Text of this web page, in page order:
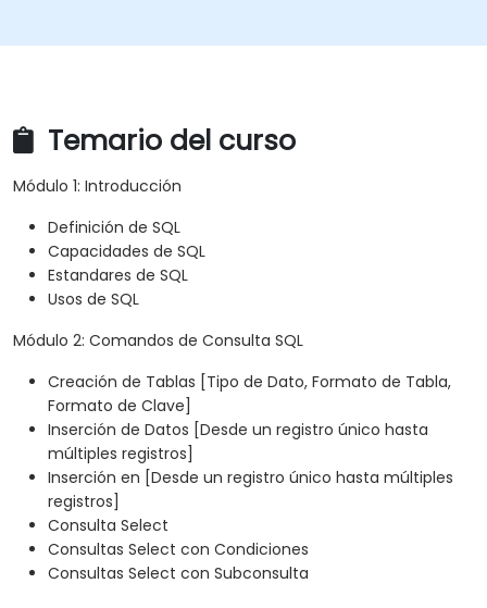
para sistemas de información confiables.
Temario del curso
Módulo 1: Introducción
Definición de SQL
Capacidades de SQL
Estandares de SQL
Usos de SQL
Módulo 2: Comandos de Consulta SQL
Creación de Tablas [Tipo de Dato, Formato de Tabla,
Formato de Clave]
Inserción de Datos [Desde un registro único hasta
múltiples registros]
Inserción en [Desde un registro único hasta múltiples
registros]
Consulta Select
Consultas Select con Condiciones
Consultas Select con Subconsulta